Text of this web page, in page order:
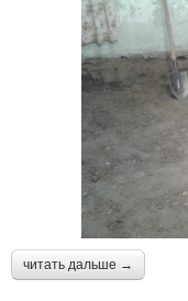
читать дальше →